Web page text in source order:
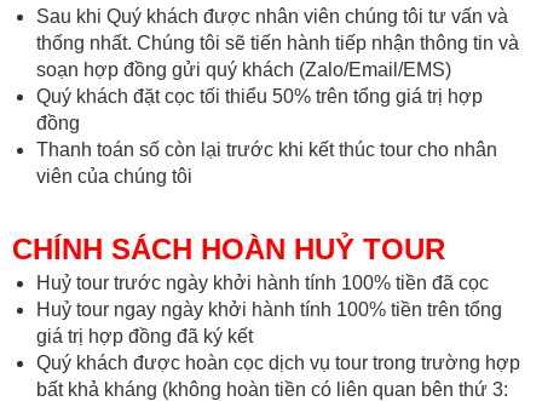
Sau khi Quý khách được nhân viên chúng tôi tư vấn và
thống nhất. Chúng tôi sẽ tiến hành tiếp nhận thông tin và
soạn hợp đồng gửi quý khách (Zalo/Email/EMS)
Quý khách đặt cọc tối thiểu 50% trên tổng giá trị hợp
đồng
Thanh toán số còn lại trước khi kết thúc tour cho nhân
viên của chúng tôi
CHÍNH SÁCH HOÀN HUỶ TOUR
Huỷ tour trước ngày khởi hành tính 100% tiền đã cọc
Huỷ tour ngay ngày khởi hành tính 100% tiền trên tổng
giá trị hợp đồng đã ký kết
Quý khách được hoàn cọc dịch vụ tour trong trường hợp
bất khả kháng (không hoàn tiền có liên quan bên thứ 3: